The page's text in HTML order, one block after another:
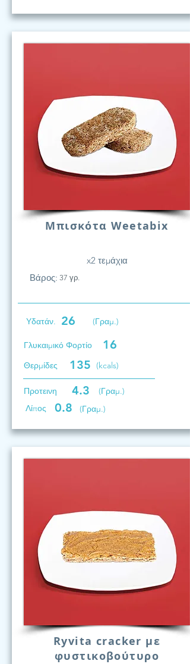
Μπισκότα Weetabix
x2 τεμάχια
Βάρος: 37 γρ.
Υδατάν. 26 (Γραμ.)
Γλυκαιμικό Φορτίο 16
Θερμίδες 135 (kcals)
Προτεινη 4.3
(Γραμ.)
Λίπος
0.8 (Γραμ.)
Ryvita cracker με
φυστικοβούτυρο